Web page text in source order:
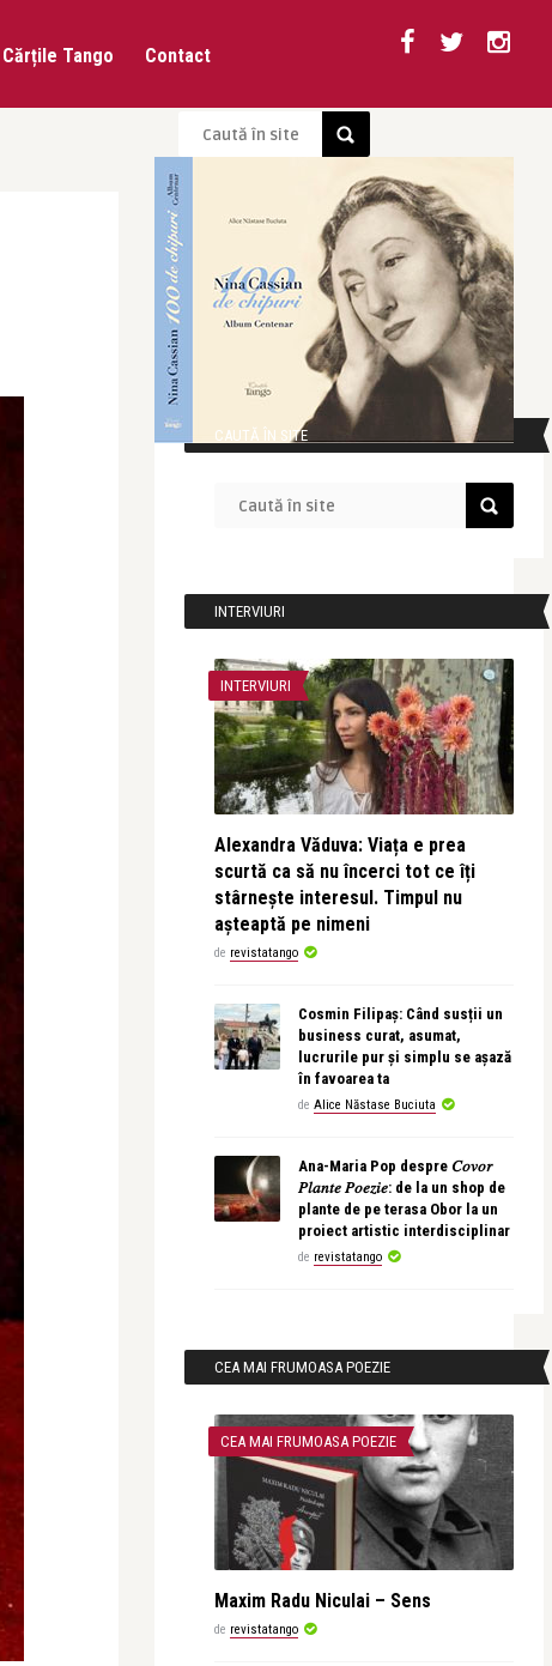
Cărțile Tango Contact
CAUTĂ ÎN SITE
INTERVIURI
INTERVIURI
Alexandra Văduva: Viața e prea
scurtă ca să nu încerci tot ce îți
stârnește interesul. Timpul nu
așteaptă pe nimeni
de revistatango
Cosmin Filipaș: Când susții un
business curat, asumat,
lucrurile pur și simplu se așază
în favoarea ta
de Alice Năstase Buciuta
Ana-Maria Pop despre 𝐶𝑜𝑣𝑜𝑟
𝑃𝑙𝑎𝑛𝑡𝑒 𝑃𝑜𝑒𝑧𝑖𝑒: de la un shop de
plante de pe terasa Obor la un
proiect artistic interdisciplinar
de revistatango
CEA MAI FRUMOASA POEZIE
CEA MAI FRUMOASA POEZIE
Maxim Radu Niculai – Sens
de revistatango